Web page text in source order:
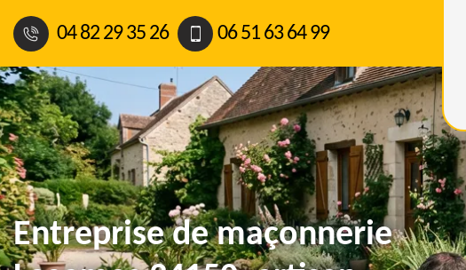
04 82 29 35 26 06 51 63 64 99
Entreprise de maçonnerie